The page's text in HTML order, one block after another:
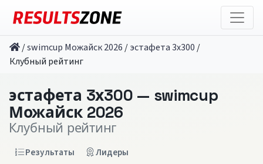
/swimcup Можайск 2026 /эстафета 3х300 /
Клубный рейтинг
эстафета 3х300 — swimcup
Можайск 2026
Клубный рейтинг
Результаты Лидеры